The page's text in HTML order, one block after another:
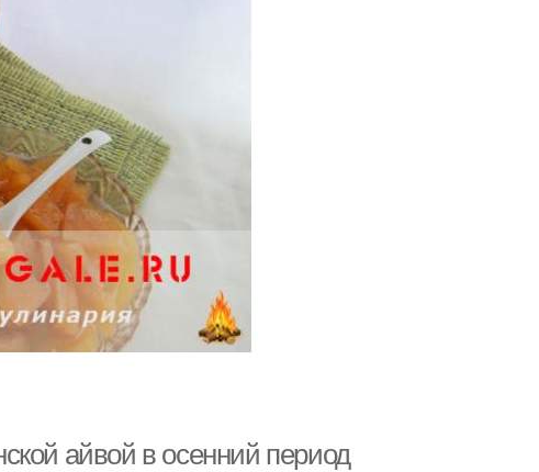
айвой в осенний период